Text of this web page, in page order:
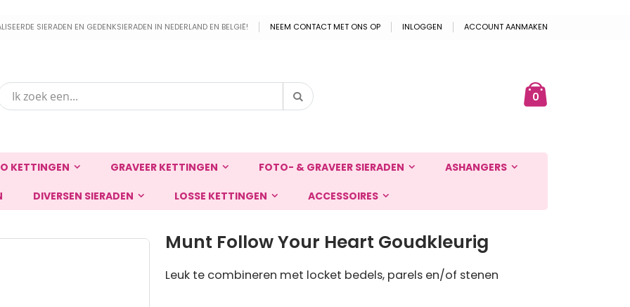
SIERADEN EN GEDENKSIERADEN IN NEDERLAND EN BELGIË! NEEM CONTACT MET ONS OP INLOGGEN ACCOUNT AANMAKEN
0producten
Zoek
KETTINGEN GRAVEER KETTINGEN FOTO- & GRAVEER SIERADEN ASHANGERS
DIVERSEN SIERADEN LOSSE KETTINGEN ACCESSOIRES
Munt Follow Your Heart Goudkleurig
Leuk te combineren met locket bedels, parels en/of stenen